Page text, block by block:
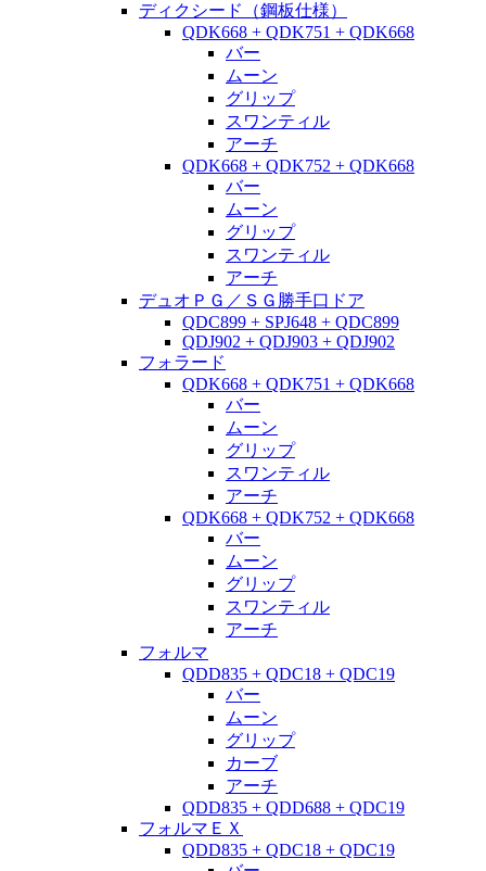
ディクシード（鋼板仕様）
QDK668 + QDK751 + QDK668
バー
ムーン
グリップ
スワンティル
アーチ
QDK668 + QDK752 + QDK668
バー
ムーン
グリップ
スワンティル
アーチ
デュオＰＧ／ＳＧ勝手口ドア
QDC899 + SPJ648 + QDC899
QDJ902 + QDJ903 + QDJ902
フォラード
QDK668 + QDK751 + QDK668
バー
ムーン
グリップ
スワンティル
アーチ
QDK668 + QDK752 + QDK668
バー
ムーン
グリップ
スワンティル
アーチ
フォルマ
QDD835 + QDC18 + QDC19
バー
ムーン
グリップ
カーブ
アーチ
QDD835 + QDD688 + QDC19
フォルマＥＸ
QDD835 + QDC18 + QDC19